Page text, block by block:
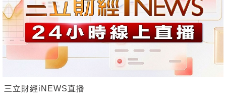
三立財經iNEWS直播